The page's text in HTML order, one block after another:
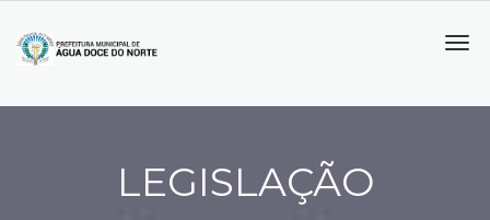
LEGISLAÇÃO